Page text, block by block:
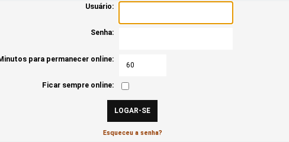
Usuário:
Senha:
para permanecer online:
Ficar sempre online:
Esqueceu a senha?